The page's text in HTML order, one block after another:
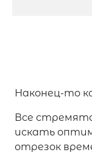
Наконец-то
Все
искать
отрезок